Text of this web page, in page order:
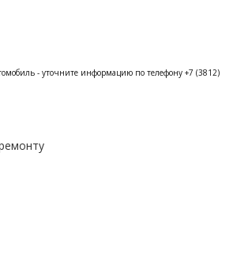
- уточните информацию по телефону +7 (3812)